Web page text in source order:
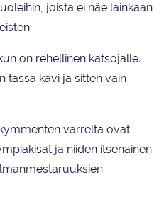
joista ei näe lainkaan
on rehellinen katsojalle.
tässä kävi ja sitten vain
varrelta ovat
ja niiden itsenäinen